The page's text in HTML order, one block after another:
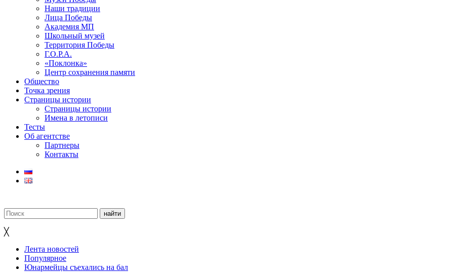
Наши традиции
Лица Победы
Академия МП
Школьный музей
Территория Победы
Г.О.Р.А.
«Поклонка»
Центр сохранения памяти
Общество
Точка зрения
Страницы истории
Страницы истории
Имена в летописи
Тесты
Об агентстве
Партнеры
Контакты
╳
Лента новостей
Популярное
Юнармейцы съехались на бал